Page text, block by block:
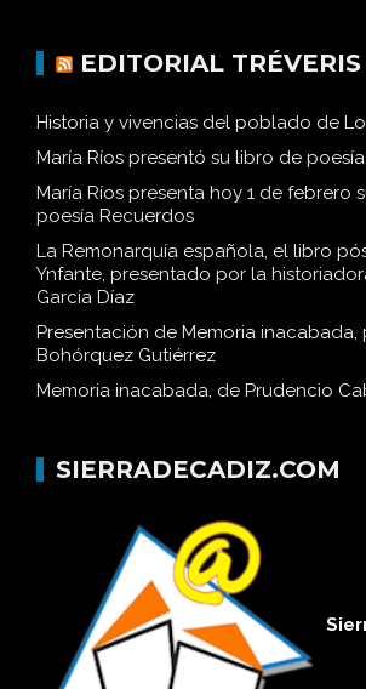
EDITORIAL TRÉVERIS
Historia y vivencias del poblado de
María Ríos presentó su libro de
María Ríos presenta hoy 1 de febrero
poesía Recuerdos
La Remonarquía española, el libro
Ynfante, presentado por la
García Díaz
Presentación de Memoria inacabada,
Bohórquez Gutiérrez
Memoria inacabada, de Prudencio
SIERRADECADIZ.COM